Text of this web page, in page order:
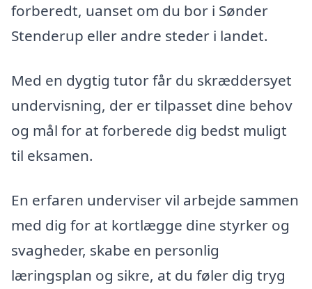
forberedt, uanset om du bor i Sønder
Stenderup eller andre steder i landet.
Med en dygtig tutor får du skræddersyet
undervisning, der er tilpasset dine behov
og mål for at forberede dig bedst muligt
til eksamen.
En erfaren underviser vil arbejde sammen
med dig for at kortlægge dine styrker og
svagheder, skabe en personlig
læringsplan og sikre, at du føler dig tryg